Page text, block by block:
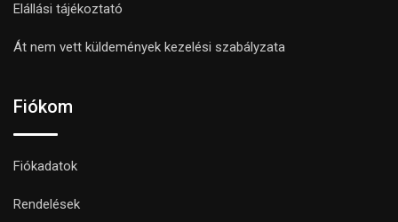
Elállási tájékoztató
Át nem vett küldemények kezelési szabályzata
Fiókom
Fiókadatok
Rendelések